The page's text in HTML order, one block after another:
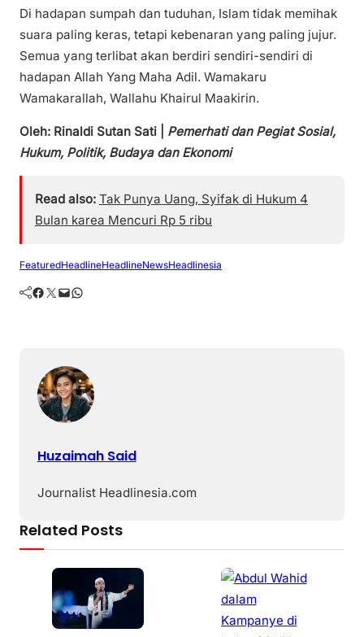
Di hadapan sumpah dan tuduhan, Islam tidak memihak
suara paling keras, tetapi kebenaran yang paling jujur.
Semua yang terlibat akan berdiri sendiri-sendiri di
hadapan Allah Yang Maha Adil. Wamakaru
Wamakarallah, Wallahu Khairul Maakirin.
Oleh: Rinaldi Sutan Sati | Pemerhati dan Pegiat Sosial,
Hukum, Politik, Budaya dan Ekonomi
Read also: Tak Punya Uang, Syifak di Hukum 4
Bulan karea Mencuri Rp 5 ribu
FeaturedHeadlineHeadlineNewsHeadlinesia
Facebook Twitter Mail WhatsApp
Huzaimah Said
Journalist Headlinesia.com
Related Posts
Opini